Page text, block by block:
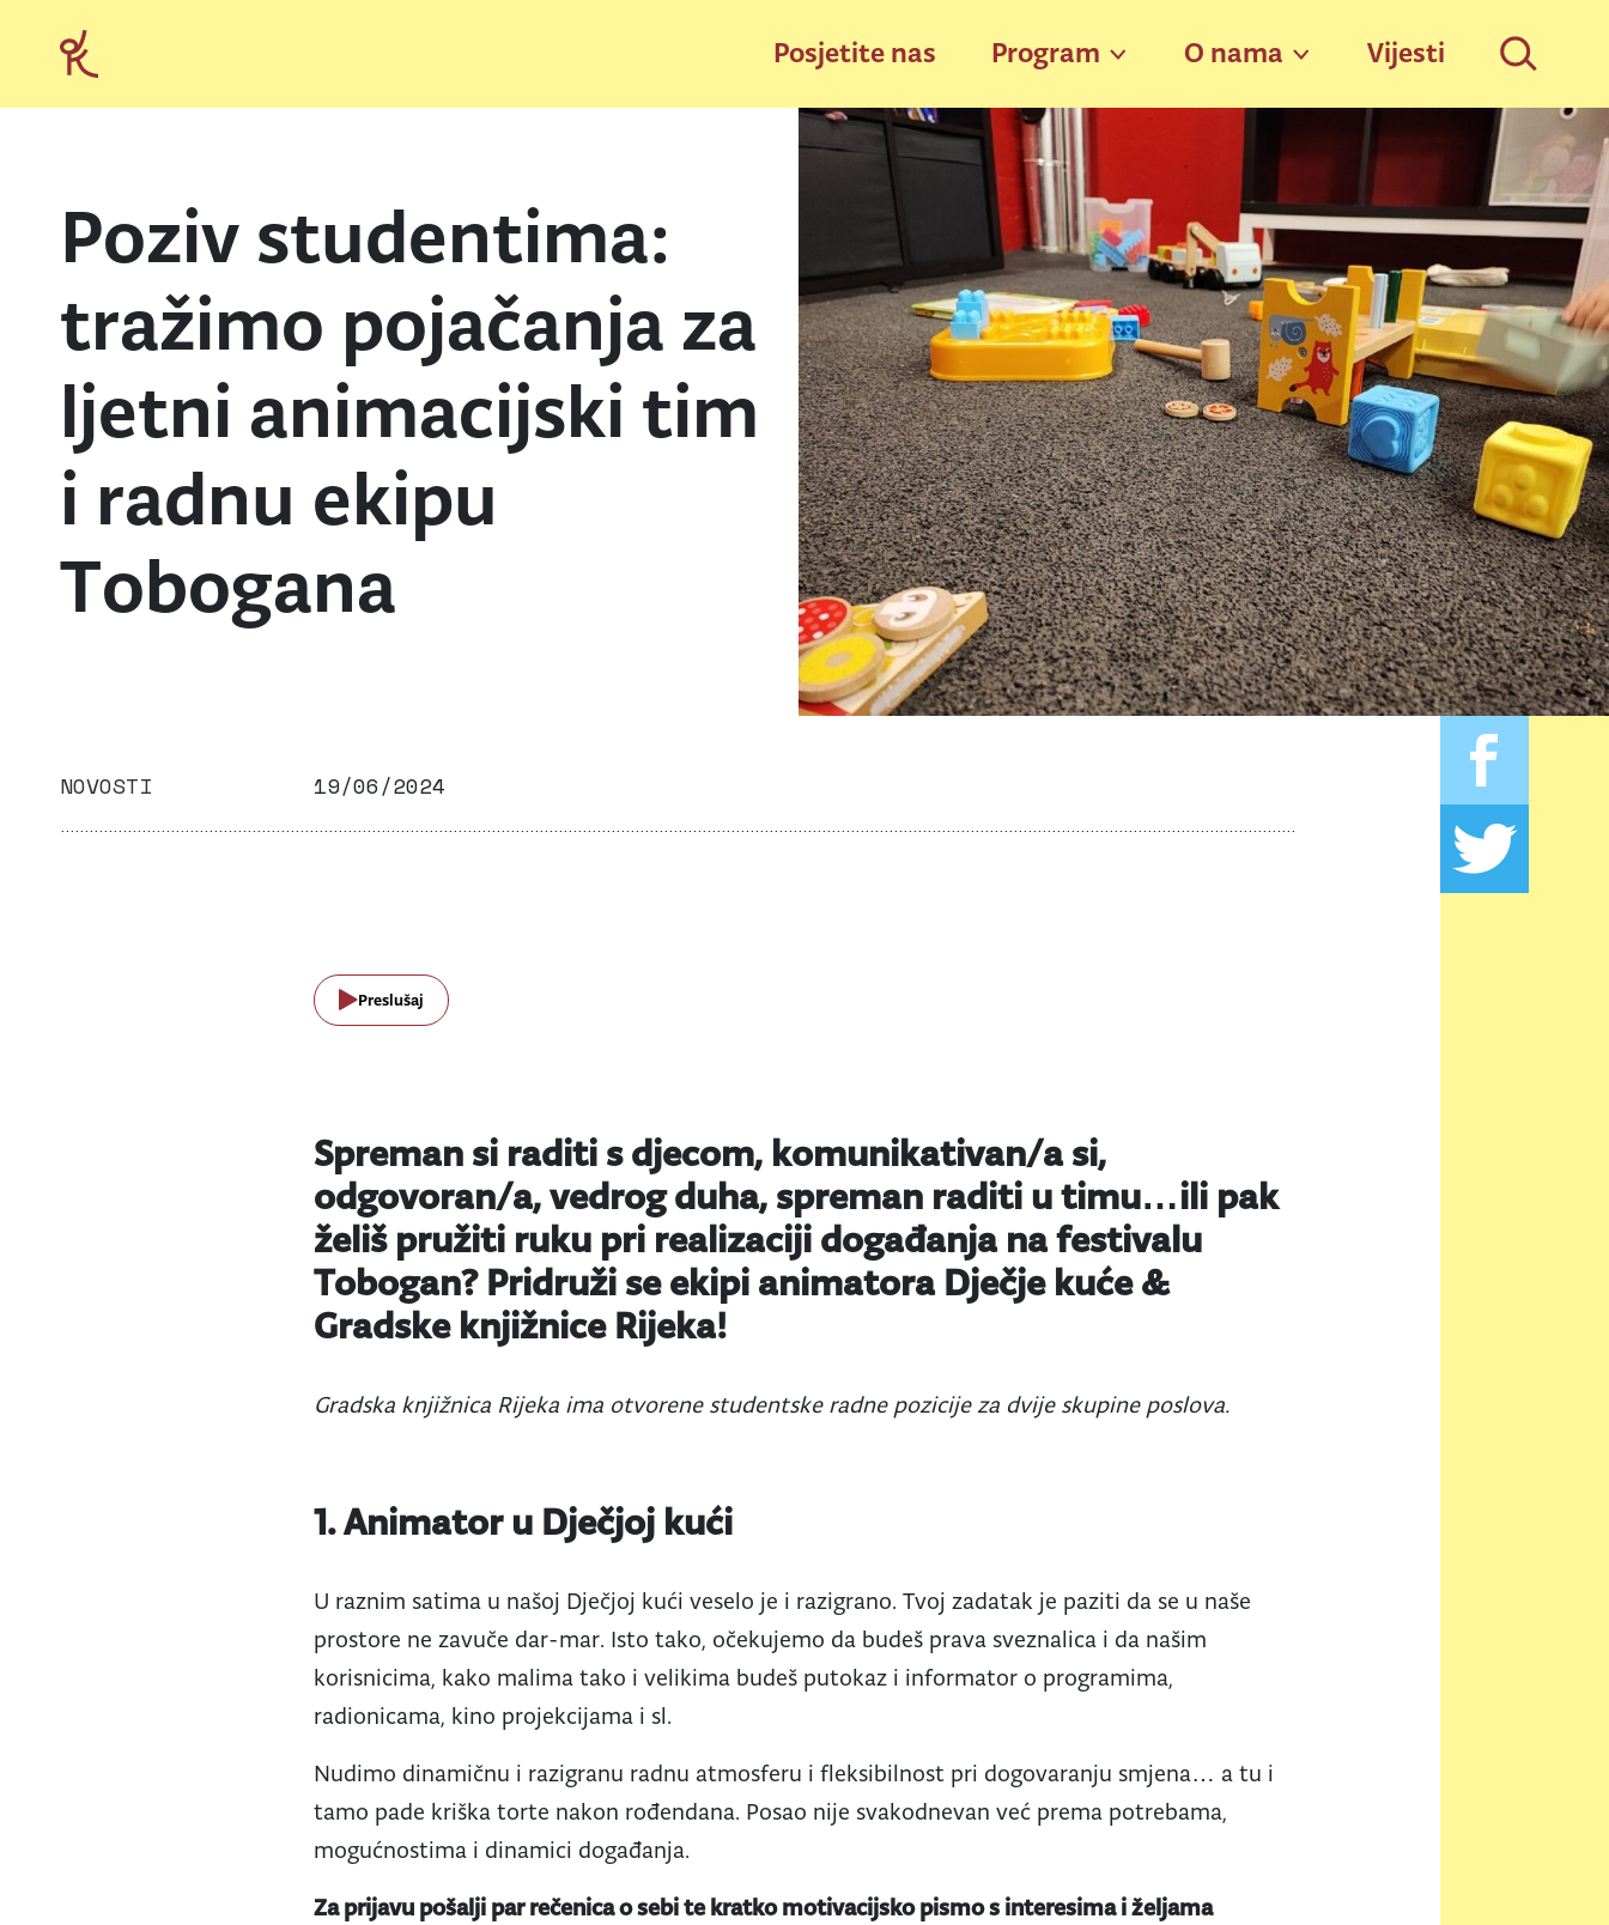
Posjetite nas Program O nama Vijesti
Poziv studentima:
tražimo pojačanja za
ljetni animacijski tim
i radnu ekipu
Tobogana
NOVOSTI 19/06/2024
Preslušaj
Spreman si raditi s djecom, komunikativan/a si,
odgovoran/a, vedrog duha, spreman raditi u timu…ili pak
želiš pružiti ruku pri realizaciji događanja na festivalu
Tobogan? Pridruži se ekipi animatora Dječje kuće &
Gradske knjižnice Rijeka!
Gradska knjižnica Rijeka ima otvorene studentske radne pozicije za dvije skupine poslova.
1. Animator u Dječjoj kući
U raznim satima u našoj Dječjoj kući veselo je i razigrano. Tvoj zadatak je paziti da se u naše
prostore ne zavuče dar-mar. Isto tako, očekujemo da budeš prava sveznalica i da našim
korisnicima, kako malima tako i velikima budeš putokaz i informator o programima,
radionicama, kino projekcijama i sl.
Nudimo dinamičnu i razigranu radnu atmosferu i fleksibilnost pri dogovaranju smjena… a tu i
tamo pade kriška torte nakon rođendana. Posao nije svakodnevan već prema potrebama,
mogućnostima i dinamici događanja.
Za prijavu pošalji par rečenica o sebi te kratko motivacijsko pismo s interesima i željama